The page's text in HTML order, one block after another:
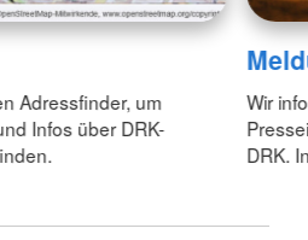
Adressfinder, um
Infos über DRK-
Wir
DRK.